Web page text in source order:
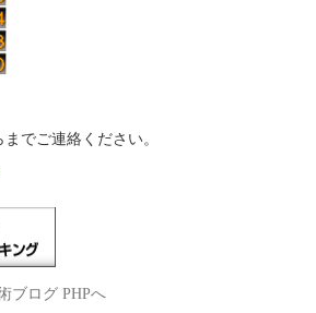
でご連絡ください。